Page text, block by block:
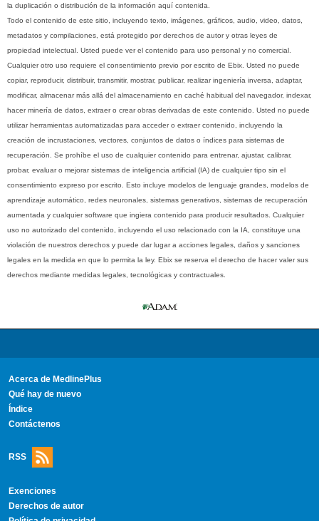
la duplicación o distribución de la información aquí contenida.
Todo el contenido de este sitio, incluyendo texto, imágenes, gráficos, audio, video, datos,
metadatos y compilaciones, está protegido por derechos de autor y otras leyes de
propiedad intelectual. Usted puede ver el contenido para uso personal y no comercial.
Cualquier otro uso requiere el consentimiento previo por escrito de Ebix. Usted no puede
copiar, reproducir, distribuir, transmitir, mostrar, publicar, realizar ingeniería inversa, adaptar,
modificar, almacenar más allá del almacenamiento en caché habitual del navegador, indexar,
hacer minería de datos, extraer o crear obras derivadas de este contenido. Usted no puede
utilizar herramientas automatizadas para acceder o extraer contenido, incluyendo la
creación de incrustaciones, vectores, conjuntos de datos o índices para sistemas de
recuperación. Se prohíbe el uso de cualquier contenido para entrenar, ajustar, calibrar,
probar, evaluar o mejorar sistemas de inteligencia artificial (IA) de cualquier tipo sin el
consentimiento expreso por escrito. Esto incluye modelos de lenguaje grandes, modelos de
aprendizaje automático, redes neuronales, sistemas generativos, sistemas de recuperación
aumentada y cualquier software que ingiera contenido para producir resultados. Cualquier
uso no autorizado del contenido, incluyendo el uso relacionado con la IA, constituye una
violación de nuestros derechos y puede dar lugar a acciones legales, daños y sanciones
legales en la medida en que lo permita la ley. Ebix se reserva el derecho de hacer valer sus
derechos mediante medidas legales, tecnológicas y contractuales.
Acerca de MedlinePlus
Qué hay de nuevo
Índice
Contáctenos
RSS
Exenciones
Derechos de autor